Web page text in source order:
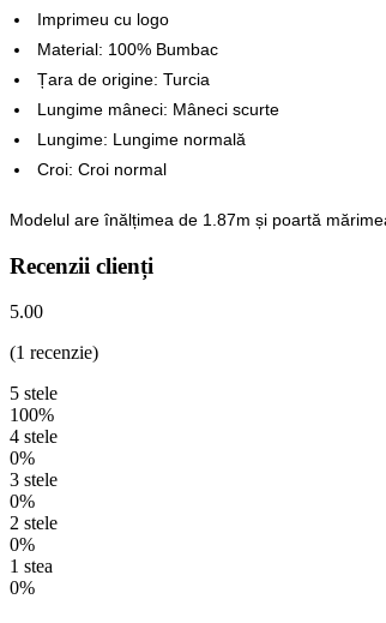
Imprimeu cu logo
Material: 100% Bumbac
Țara de origine: Turcia
Lungime mâneci: Mâneci scurte
Lungime: Lungime normală
Croi: Croi normal
Modelul are înălțimea de 1.87m și poartă
Recenzii clienți
5.00
(1 recenzie)
5 stele
100%
4 stele
0%
3 stele
0%
2 stele
0%
1 stea
0%